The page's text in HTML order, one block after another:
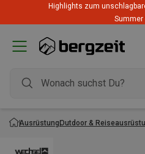
Highlights zum
Summer
AusrüstungOutdoor &